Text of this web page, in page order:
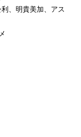
、明貴美加、アス